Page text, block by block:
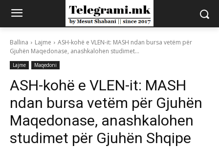
Ballina Lajme
ASH-kohë e VLEN-it: MASH ndan bursa vetëm për
Gjuhën Maqedonase, anashkalohen studimet...
Lajme Maqedoni
ASH-kohë e VLEN-it: MASH
ndan bursa vetëm për Gjuhën
Maqedonase, anashkalohen
studimet për Gjuhën Shqipe